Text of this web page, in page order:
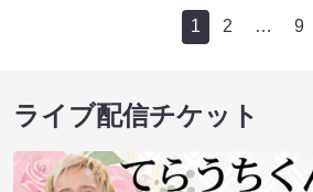
1 2 … 9
ライブ配信チケット